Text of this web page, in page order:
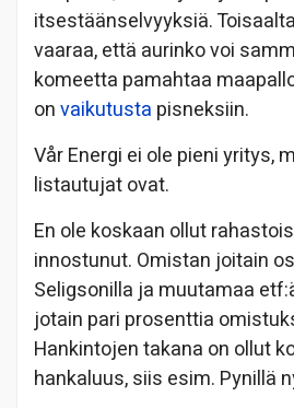
itsestäänselvyyksiä.
vaaraa, että aurinko voi
komeetta pamahtaa
onvaikutusta pisneksiin.
Vår Energi ei ole pieni yritys,
listautujat ovat.
En ole koskaan ollut
innostunut. Omistan joitain
Seligsonilla ja muutamaa
jotain pari prosenttia
Hankintojen takana on ollut
hankaluus, siis esim. Pynillä